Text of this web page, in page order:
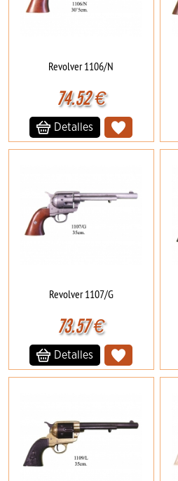
Revolver 1106/N
74.52€
Detalles
Revolver 1107/G
73.57€
Detalles